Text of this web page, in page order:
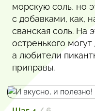
морскую соль, но
с добавками, как,
сванская соль. На
остренького
а любители
приправы.